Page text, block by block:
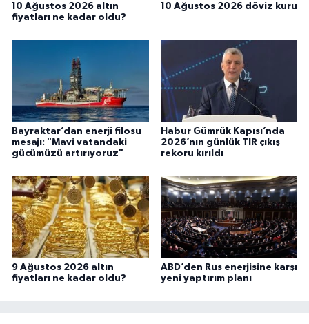
10 Ağustos 2026 altın
fiyatları ne kadar oldu?
10 Ağustos 2026 döviz kuru
Bayraktar’dan enerji filosu
mesajı: "Mavi vatandaki
gücümüzü artırıyoruz"
Habur Gümrük Kapısı’nda
2026’nın günlük TIR çıkış
rekoru kırıldı
9 Ağustos 2026 altın
fiyatları ne kadar oldu?
ABD’den Rus enerjisine karşı
yeni yaptırım planı